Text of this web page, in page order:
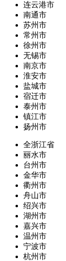
连云港市
南通市
苏州市
常州市
徐州市
无锡市
南京市
淮安市
盐城市
宿迁市
泰州市
镇江市
扬州市
全浙江省
丽水市
台州市
金华市
衢州市
舟山市
绍兴市
湖州市
嘉兴市
温州市
宁波市
杭州市